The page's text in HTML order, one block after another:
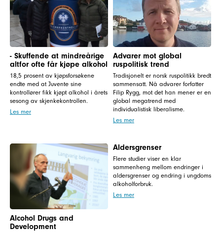
- Skuffende at mindreårige
altfor ofte får kjøpe alkohol
18,5 prosent av kjøpsforsøkene
endte med at Juvente sine
kontrollører fikk kjøpt alkohol i årets
sesong av skjenkekontrollen.
Les mer
Advarer mot global
ruspolitisk trend
Tradisjonelt er norsk ruspolitikk bredt
sammensatt. Nå advarer forfatter
Filip Rygg, mot det han mener er en
global megatrend med
individualistisk liberalisme.
Les mer
Alcohol Drugs and
Development
Aldersgrenser
Flere studier viser en klar
sammenheng mellom endringer i
aldersgrenser og endring i ungdoms
alkoholforbruk.
Les mer